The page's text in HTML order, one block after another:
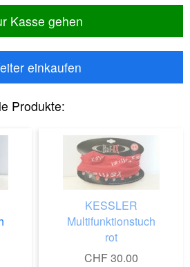
Kasse gehen
einkaufen
Produkte:
KESSLER
Multifunktionstuch
rot
CHF 30.00